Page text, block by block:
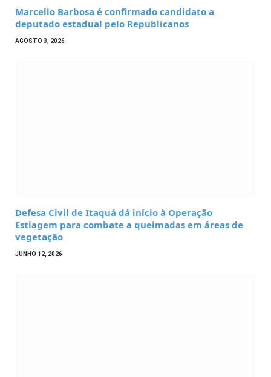
Marcello Barbosa é confirmado candidato a
deputado estadual pelo Republicanos
AGOSTO 3, 2026
Defesa Civil de Itaquá dá início à Operação
Estiagem para combate a queimadas em áreas de
vegetação
JUNHO 12, 2026